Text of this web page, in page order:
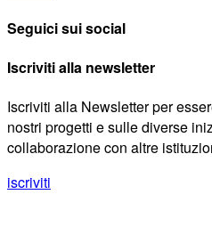
Seguici sui social
Iscriviti alla newsletter
Iscriviti alla Newsletter per
nostri progetti e sulle diverse
collaborazione con altre
iscriviti